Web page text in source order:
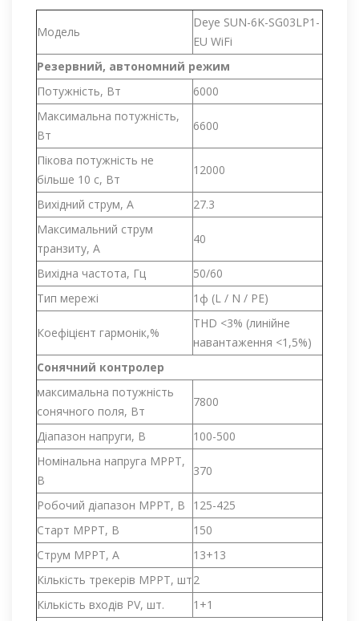
Модель
Deye SUN-6K-SG03LP1-
EU WiFi
Резервний, автономний режим
Потужність, Вт
6000
Максимальна потужність,
Вт
6600
Пікова потужність не
більше 10 с, Вт
12000
Вихідний струм, А
27.3
Максимальний струм
транзиту, А
40
Вихідна частота, Гц
50/60
Тип мережі
1ф (L / N / PE)
Коефіцієнт гармонік,%
THD <3% (линійне
навантаження <1,5%)
Сонячний контролер
максимальна потужність
сонячного поля, Вт
7800
Діапазон напруги, В
100-500
Номінальна напруга МРРТ,
В
370
Робочий діапазон МРРТ, В
125-425
Старт МРРТ, В
150
Струм МРРТ, А
13+13
Кількість трекерів МРРТ, шт2
Кількість входів PV, шт.
1+1